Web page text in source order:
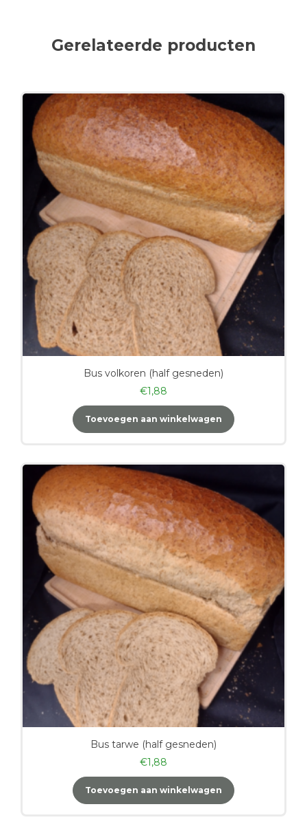
Gerelateerde producten
Bus volkoren (half gesneden)
€1,88
Toevoegen aan winkelwagen
Bus tarwe (half gesneden)
€1,88
Toevoegen aan winkelwagen